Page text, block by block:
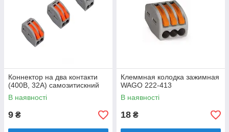
Коннектор на два контакти
(400В, 32А) самозитискний
В наявності
9 ₴
Клеммная колодка зажимная
WAGO 222-413
В наявності
18 ₴